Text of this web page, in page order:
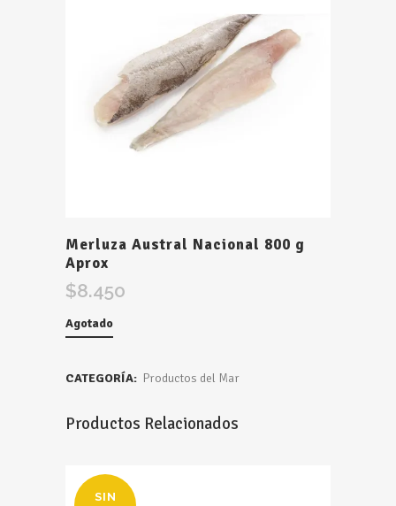
Merluza Austral Nacional 800 g
Aprox
$8.450
Agotado
CATEGORÍA: Productos del Mar
Productos Relacionados
SIN